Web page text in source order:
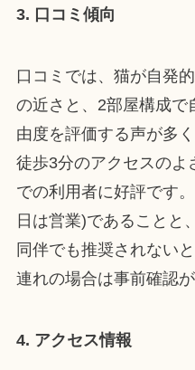
3. 口コミ傾向
口コミでは、猫が自発
の近さと、2部屋構成で
由度を評価する声が多
徒歩3分のアクセスのよ
での利用者に好評です
日は営業)であることと
同伴でも推奨されない
連れの場合は事前確認が
4. アクセス情報